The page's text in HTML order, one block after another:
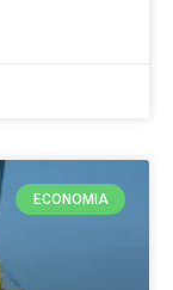
ECONOMIA